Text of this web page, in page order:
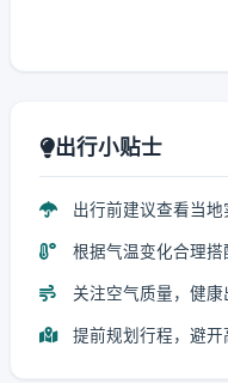
出行小贴士
出行前建议查看当地
根据气温变化合理搭
关注空气质量，健康
提前规划行程，避开